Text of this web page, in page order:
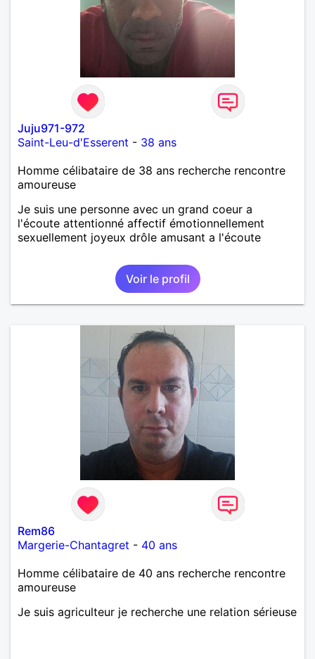
Juju971-972
Saint-Leu-d'Esserent - 38 ans
Homme célibataire de 38 ans recherche rencontre
amoureuse
Je suis une personne avec un grand coeur a
l'écoute attentionné affectif émotionnellement
sexuellement joyeux drôle amusant a l'écoute
Voir le profil
Rem86
Margerie-Chantagret - 40 ans
Homme célibataire de 40 ans recherche rencontre
amoureuse
Je suis agriculteur je recherche une relation sérieuse